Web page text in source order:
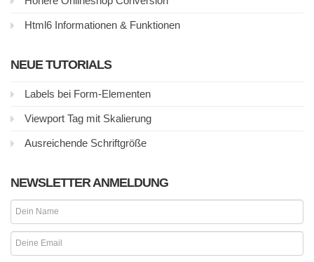
Html6 Informationen & Funktionen
NEUE TUTORIALS
Labels bei Form-Elementen
Viewport Tag mit Skalierung
Ausreichende Schriftgröße
NEWSLETTER ANMELDUNG